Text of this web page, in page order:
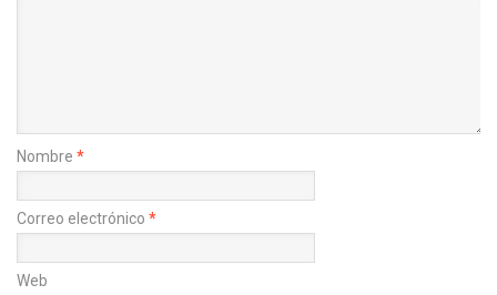
Nombre *
Correo electrónico *
Web